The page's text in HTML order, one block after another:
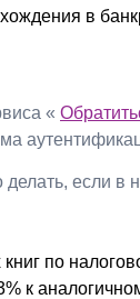
в
«
если в
по
к